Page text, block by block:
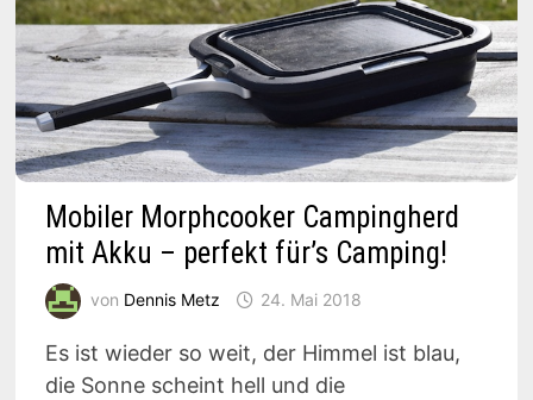
Mobiler Morphcooker Campingherd
mit Akku – perfekt für’s Camping!
von Dennis Metz 24. Mai 2018
Es ist wieder so weit, der Himmel ist blau,
die Sonne scheint hell und die